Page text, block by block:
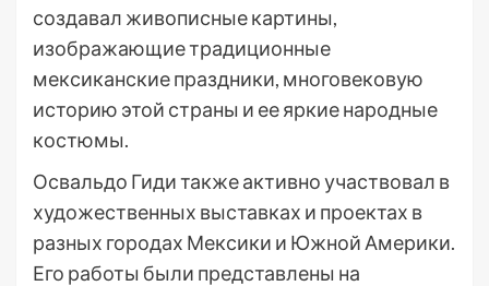
создавал живописные картины,
изображающие традиционные
мексиканские праздники, многовековую
историю этой страны и ее яркие народные
костюмы.
Освальдо Гиди также активно участвовал в
художественных выставках и проектах в
разных городах Мексики и Южной Америки.
Его работы были представлены на